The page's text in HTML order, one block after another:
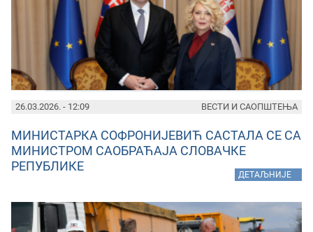
26.03.2026. - 12:09
МИНИСТАРКА СОФРОНИЈЕВИЋ САСТАЛА СЕ СА
МИНИСТРОМ САОБРАЋАЈА СЛОВАЧКЕ
РЕПУБЛИКЕ
ДЕТАЉНИЈЕ
ВЕСТИ И САОПШТЕЊА